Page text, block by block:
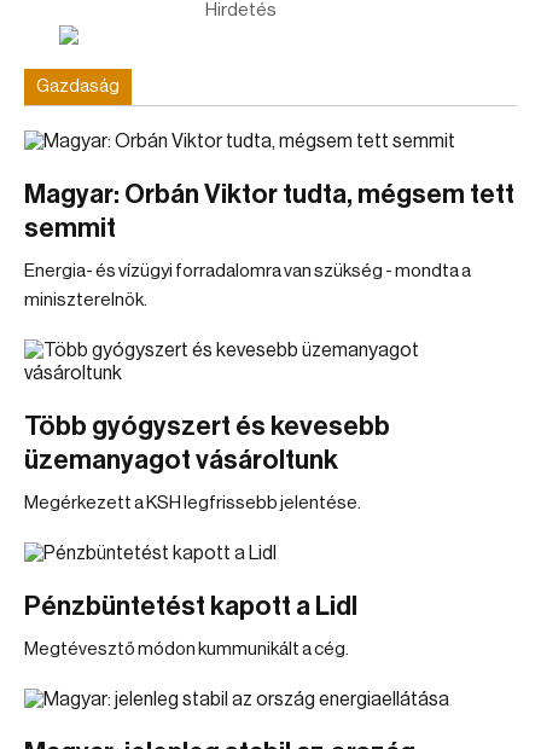
Hirdetés
Gazdaság
Magyar: Orbán Viktor tudta, mégsem tett
semmit
Energia- és vízügyi forradalomra van szükség - mondta a
miniszterelnök.
Több gyógyszert és kevesebb
üzemanyagot vásároltunk
Megérkezett a KSH legfrissebb jelentése.
Pénzbüntetést kapott a Lidl
Megtévesztő módon kummunikált a cég.